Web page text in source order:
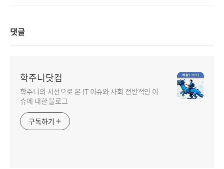
댓글
학주니닷컴
학주니의 시선으로 본 IT 이슈와 사회 전반적인 이
슈에 대한 블로그
구독하기